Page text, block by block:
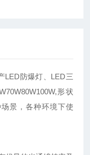
LED防爆灯、LED三
形状
景，各种环境下使